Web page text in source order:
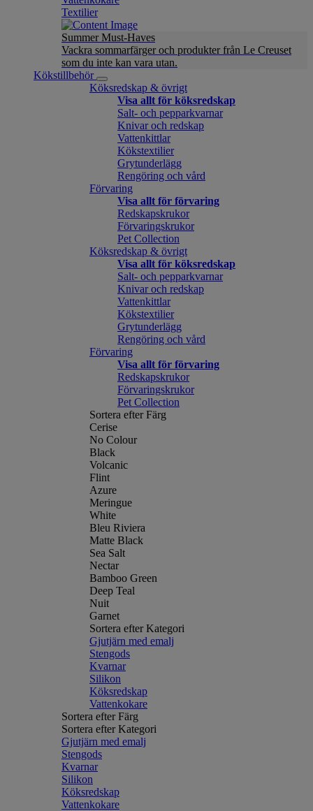
Textilier
Summer Must-Haves
Vackra sommarfärger och produkter från Le Creuset
som du inte kan vara utan.
Kökstillbehör
Köksredskap & övrigt
Visa allt för köksredskap
Salt- och pepparkvarnar
Knivar och redskap
Vattenkittlar
Kökstextilier
Grytunderlägg
Rengöring och vård
Förvaring
Visa allt för förvaring
Redskapskrukor
Förvaringskrukor
Pet Collection
Köksredskap & övrigt
Visa allt för köksredskap
Salt- och pepparkvarnar
Knivar och redskap
Vattenkittlar
Kökstextilier
Grytunderlägg
Rengöring och vård
Förvaring
Visa allt för förvaring
Redskapskrukor
Förvaringskrukor
Pet Collection
Sortera efter Färg
Cerise
No Colour
Black
Volcanic
Flint
Azure
Meringue
White
Bleu Riviera
Matte Black
Sea Salt
Nectar
Bamboo Green
Deep Teal
Nuit
Garnet
Sortera efter Kategori
Gjutjärn med emalj
Stengods
Kvarnar
Silikon
Köksredskap
Vattenkokare
Sortera efter Färg
Sortera efter Kategori
Gjutjärn med emalj
Stengods
Kvarnar
Silikon
Köksredskap
Vattenkokare